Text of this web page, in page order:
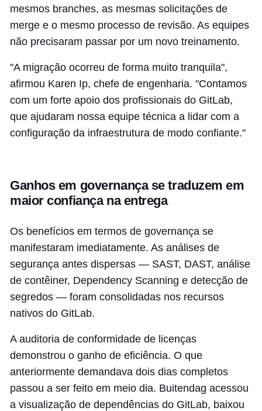
mesmos branches, as mesmas solicitações de
merge e o mesmo processo de revisão. As equipes
não precisaram passar por um novo treinamento.
"A migração ocorreu de forma muito tranquila",
afirmou Karen Ip, chefe de engenharia. "Contamos
com um forte apoio dos profissionais do GitLab,
que ajudaram nossa equipe técnica a lidar com a
configuração da infraestrutura de modo confiante."
Ganhos em governança se traduzem em
maior confiança na entrega
Os benefícios em termos de governança se
manifestaram imediatamente. As análises de
segurança antes dispersas — SAST, DAST, análise
de contêiner, Dependency Scanning e detecção de
segredos — foram consolidadas nos recursos
nativos do GitLab.
A auditoria de conformidade de licenças
demonstrou o ganho de eficiência. O que
anteriormente demandava dois dias completos
passou a ser feito em meio dia. Buitendag acessou
a visualização de dependências do GitLab, baixou